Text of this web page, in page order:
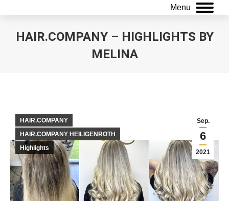
Menu
HAIR.COMPANY – HIGHLIGHTS BY
MELINA
Sep.
6
2021
HAIR.COMPANY
HAIR.COMPANY HEILIGENROTH
Highlights